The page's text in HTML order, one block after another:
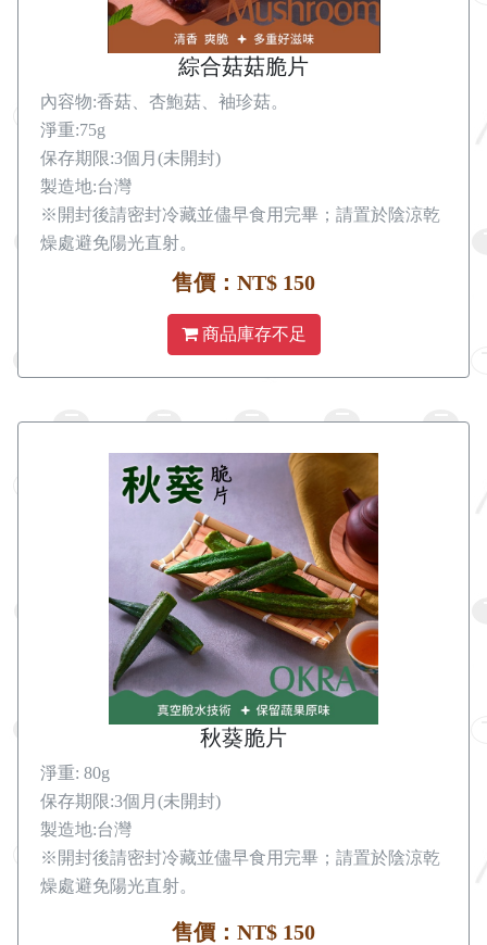
綜合菇菇脆片
內容物:香菇、杏鮑菇、袖珍菇。
淨重:75g
保存期限:3個月(未開封)
製造地:台灣
※開封後請密封冷藏並儘早食用完畢；請置於陰涼乾
燥處避免陽光直射。
售價：NT$ 150
商品庫存不足
秋葵脆片
淨重: 80g
保存期限:3個月(未開封)
製造地:台灣
※開封後請密封冷藏並儘早食用完畢；請置於陰涼乾
燥處避免陽光直射。
售價：NT$ 150